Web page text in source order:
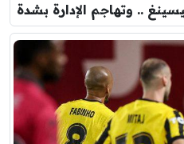
.. وتهاجم الإدارة بشدة